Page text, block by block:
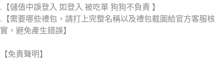
.【儲值中誤登入 如登入 被吃單 狗狗不負責 】
.【需要哪些禮包，請打上完整名稱以及禮包截圖給官方客服核
實，避免產生錯誤】
【免責聲明】